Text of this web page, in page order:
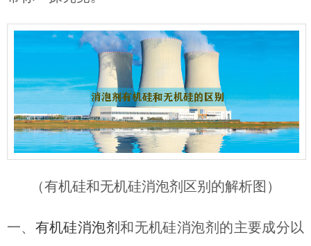
（有机硅和无机硅消泡剂区别的解析图）
一、 有机硅消泡剂和无机硅消泡剂的主要成分以